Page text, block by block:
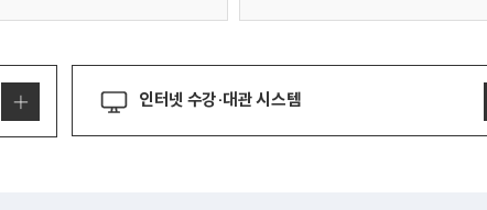
인터넷 수강·대관 시스템